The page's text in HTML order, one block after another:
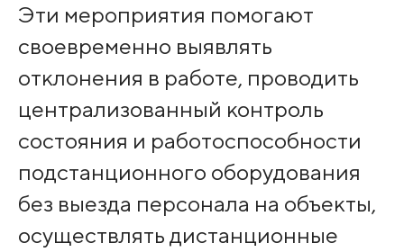
Эти мероприятия помогают
своевременно выявлять
отклонения в работе, проводить
централизованный контроль
состояния и работоспособности
подстанционного оборудования
без выезда персонала на объекты,
осуществлять дистанционные